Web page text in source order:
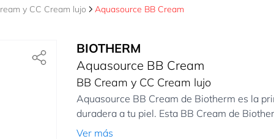
y CC Cream lujo Aquasource BB Cream
BIOTHERM
Aquasource BB Cream
BB Cream y CC Cream lujo
Aquasource BB Cream de Biotherm es la
duradera a tu piel. Esta BB Cream de
Ver más